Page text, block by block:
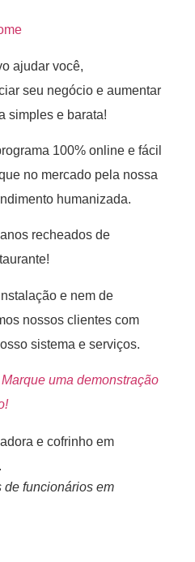
ajudar você,
seu negócio e aumentar
simples e barata!
100% online e fácil
no mercado pela nossa
humanizada.
recheados de
e nem de
nossos clientes com
sistema e serviços.
Marque uma demonstração
de funcionários em